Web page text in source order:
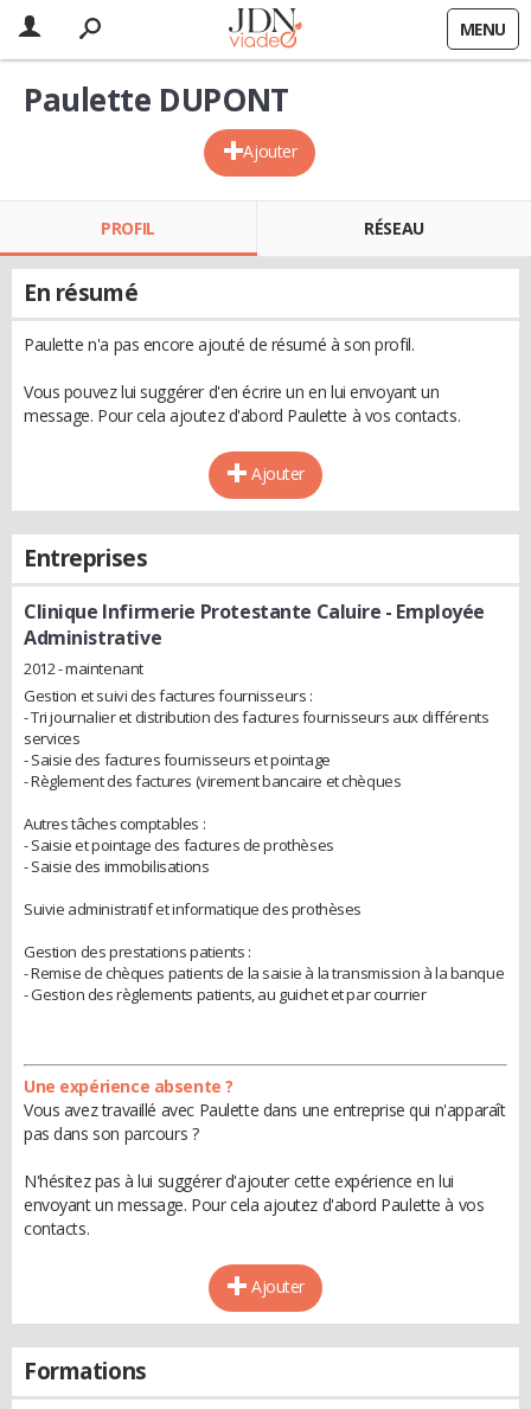
MENU
Ajouter
Paulette DUPONT
PROFIL RÉSEAU
En résumé
Paulette n'a pas encore ajouté de résumé à son profil.
Vous pouvez lui suggérer d'en écrire un en lui envoyant un
message. Pour cela ajoutez d'abord Paulette à vos contacts.
Ajouter
Entreprises
Clinique Infirmerie Protestante Caluire - Employée
Administrative
2012 - maintenant
Gestion et suivi des factures fournisseurs :
- Tri journalier et distribution des factures fournisseurs aux différents
services
- Saisie des factures fournisseurs et pointage
- Règlement des factures (virement bancaire et chèques
Autres tâches comptables :
- Saisie et pointage des factures de prothèses
- Saisie des immobilisations
Suivie administratif et informatique des prothèses
Gestion des prestations patients :
- Remise de chèques patients de la saisie à la transmission à la banque
- Gestion des règlements patients, au guichet et par courrier
Une expérience absente ?
Vous avez travaillé avec Paulette dans une entreprise qui n'apparaît
pas dans son parcours ?
N'hésitez pas à lui suggérer d'ajouter cette expérience en lui
envoyant un message. Pour cela ajoutez d'abord Paulette à vos
contacts.
Ajouter
Formations